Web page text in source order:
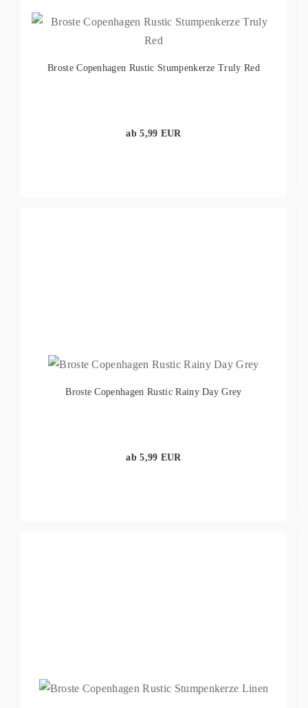
Broste Copenhagen Rustic Stumpenkerze Truly Red
ab 5,99 EUR
Broste Copenhagen Rustic Rainy Day Grey
ab 5,99 EUR